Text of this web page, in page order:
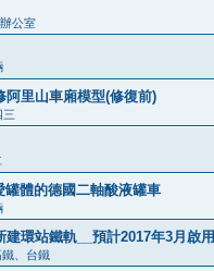
公室
阿里山車廂模型(修復前)
三
體的德國二軸酸液罐車
環站鐵軌__預計2017年3月啟用
、台鐵